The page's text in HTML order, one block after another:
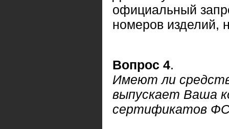
официальный
номеров изделий,
Вопрос 4.
Имеют ли
выпускает Ваша
сертификатов